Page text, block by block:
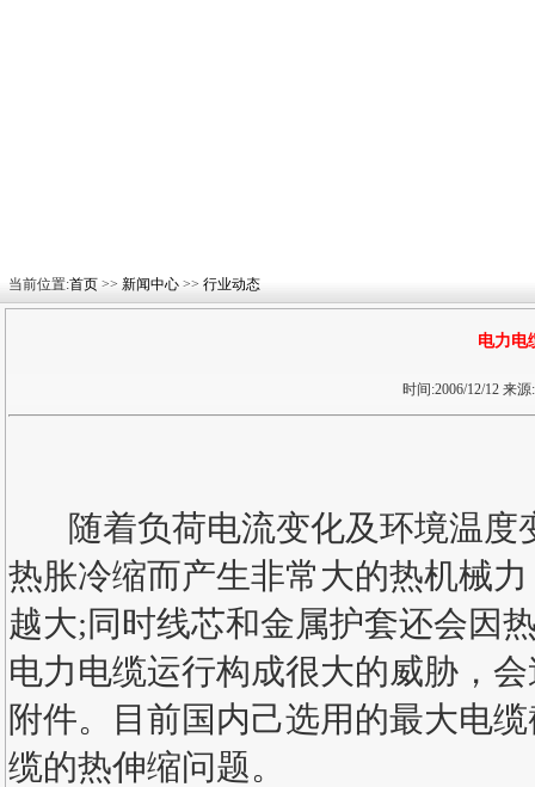
当前位置:首页 >> 新闻中心 >> 行业动态
电力电
时间:2006/12/12 来
随着负荷电流变化及环境温度
热胀冷缩而产生非常大的热机械
越大;同时线芯和金属护套还会因
电力电缆运行构成很大的威胁，
附件。目前国内己选用的最大电
缆的热伸缩问题。